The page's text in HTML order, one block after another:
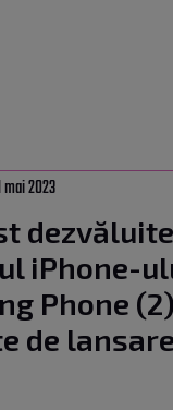
mai 2023
iPhone-
Phone
de